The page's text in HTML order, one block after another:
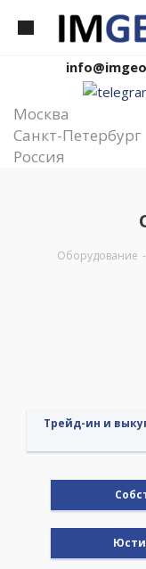
Москва
Санкт-Петербург
Россия
Оборудование -
Трейд-ин и